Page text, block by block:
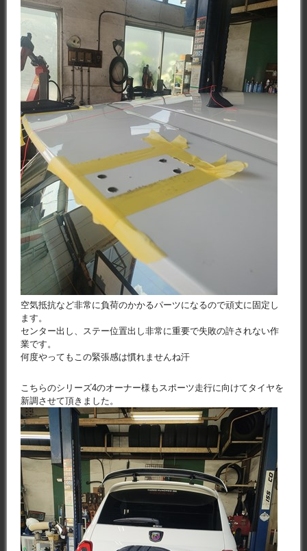
空気抵抗など非常に負荷のかかるパーツになるので頑丈に固定し
ます。
センター出し、ステー位置出し非常に重要で失敗の許されない作
業です。
何度やってもこの緊張感は慣れませんね汗
こちらのシリーズ4のオーナー様もスポーツ走行に向けてタイヤを
新調させて頂きました。